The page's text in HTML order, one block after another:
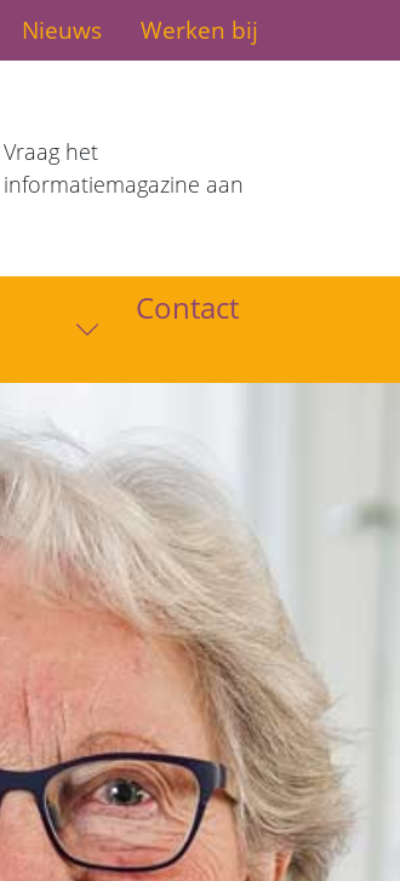
Nieuws Werken bij
Vraag het
informatiemagazine aan
Toon submenu
Contact